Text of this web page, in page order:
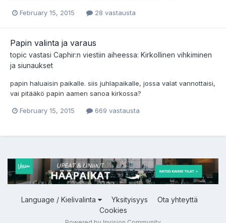
February 15, 2015 28 vastausta
Papin valinta ja varaus
topic vastasi Caphir:n viestiin aiheessa: Kirkollinen vihkiminen
ja siunaukset
papin haluaisin paikalle. siis juhlapaikalle, jossa valat vannottaisi,
vai pitääkö papin aamen sanoa kirkossa?
February 15, 2015 669 vastausta
Language / Kielivalinta Yksityisyys
Ota yhteyttä
Cookies